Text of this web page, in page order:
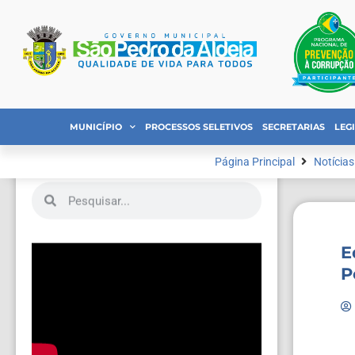
MUNICÍPIO PROCESSOS SELETIVOS SECRETARIAS
Página Principal Notícias